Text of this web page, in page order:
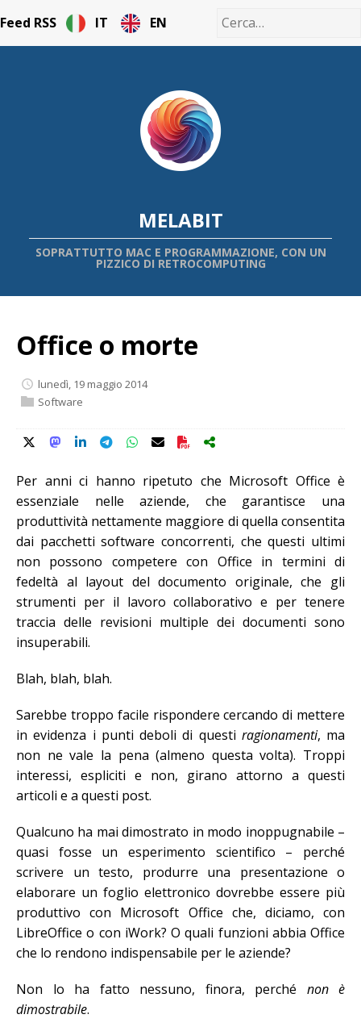
Feed RSS IT EN
MELABIT
SOPRATTUTTO MAC E PROGRAMMAZIONE, CON UN
PIZZICO DI RETROCOMPUTING
Office o morte
lunedì, 19 maggio 2014
Software
Per anni ci hanno ripetuto che Microsoft Office è
essenziale nelle aziende, che garantisce una
produttività nettamente maggiore di quella consentita
dai pacchetti software concorrenti, che questi ultimi
non possono competere con Office in termini di
fedeltà al layout del documento originale, che gli
strumenti per il lavoro collaborativo e per tenere
traccia delle revisioni multiple dei documenti sono
insuperabili.
Blah, blah, blah.
Sarebbe troppo facile rispondere cercando di mettere
in evidenza i punti deboli di questi ragionamenti, ma
non ne vale la pena (almeno questa volta). Troppi
interessi, espliciti e non, girano attorno a questi
articoli e a questi post.
Qualcuno ha mai dimostrato in modo inoppugnabile –
quasi fosse un esperimento scientifico – perché
scrivere un testo, produrre una presentazione o
elaborare un foglio elettronico dovrebbe essere più
produttivo con Microsoft Office che, diciamo, con
LibreOffice o con iWork? O quali funzioni abbia Office
che lo rendono indispensabile per le aziende?
Non lo ha fatto nessuno, finora, perché non è
dimostrabile.